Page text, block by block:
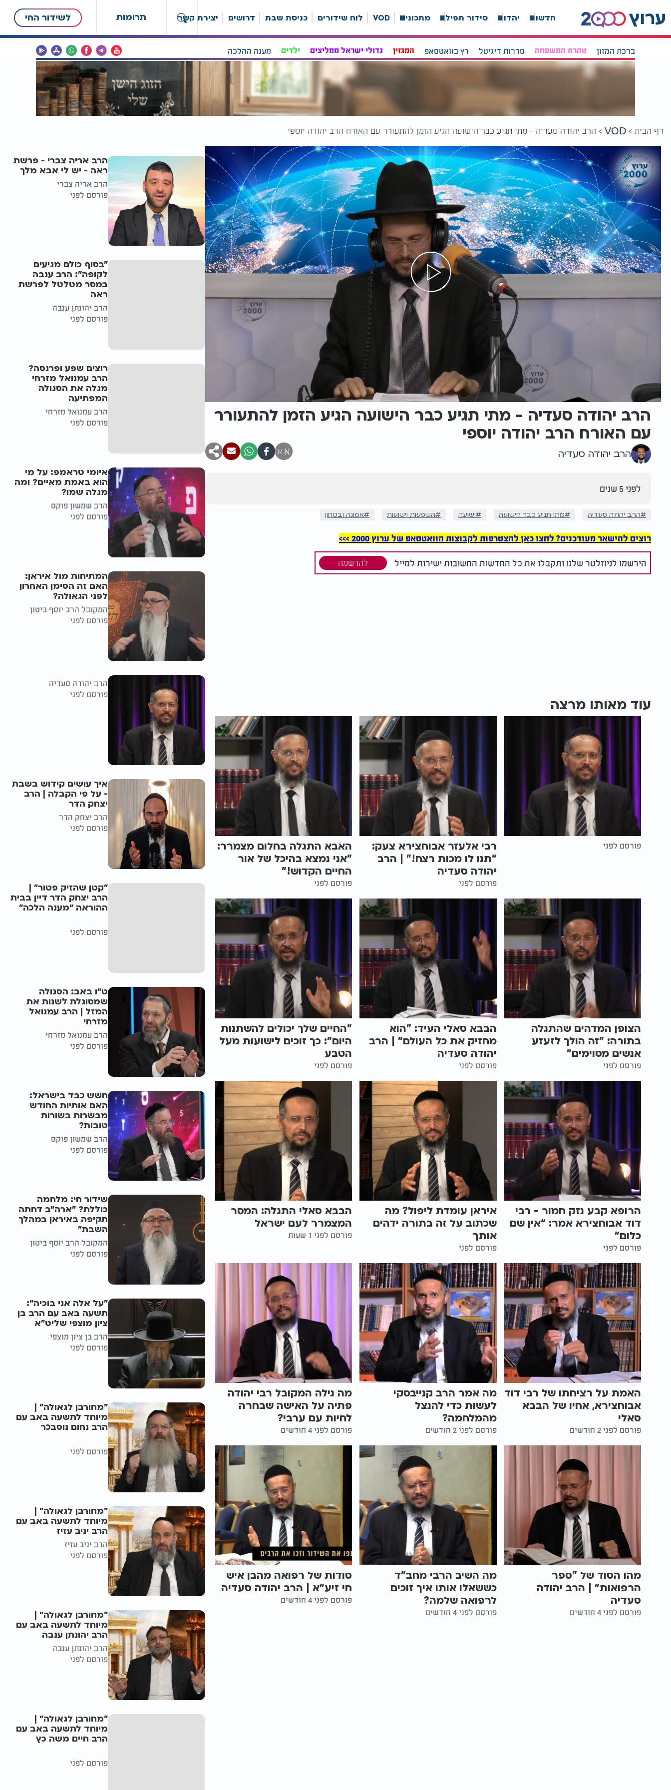
תרומות לשידור החי חדשות יהדות סידור תפילה מתכונים VOD לוח שידורים כניסת שבת דרושים יצירת קשר
ברכת המזון טהרת המשפחה סדרות דיגיטל רץ בוואטסאפ המגזין גדולי ישראל ממליצים ילדים מענה ההלכה
דף הבית VOD הרב יהודה סעדיה - מתי תגיע כבר הישועה הגיע הזמן להתעורר עם האורח הרב יהודה יוספי
הרב יהודה סעדיה - מתי תגיע כבר הישועה הגיע הזמן להתעורר
עם האורח הרב יהודה יוספי
הרב יהודה סעדיה א א
לפני 5 שנים
הרב יהודה סעדיה מתי תגיע כבר הישועה ישועה השפעות וישועות אמונה ובטחון
רוצים להישאר מעודכנים? לחצו כאן להצטרפות לקבוצות הוואטסאפ של ערוץ 2000 >>>
הירשמו לניוזלטר שלנו ותקבלו את כל החדשות החשובות ישירות למייל להרשמה
עוד מאותו מרצה
פורסם לפני
רבי אלעזר אבוחצירא צעק:
"תנו לו מכות רצח!" | הרב
יהודה סעדיה
פורסם לפני
האבא התגלה בחלום מצמרר:
"אני נמצא בהיכל של אור
החיים הקדוש!"
פורסם לפני
הצופן המדהים שהתגלה
בתורה: "זה הולך לזעזע
אנשים מסוימים"
פורסם לפני
הבבא סאלי העיד: "הוא
מחזיק את כל העולם" | הרב
יהודה סעדיה
פורסם לפני
"החיים שלך יכולים להשתנות
היום": כך זוכים לישועות מעל
הטבע
פורסם לפני
הרופא קבע נזק חמור - רבי
דוד אבוחצירא אמר: “אין שם
כלום”
פורסם לפני
איראן עומדת ליפול? מה
שכתוב על זה בתורה ידהים
אותך
פורסם לפני
הבבא סאלי התגלה: המסר
המצמרר לעם ישראל
פורסם לפני 1 שעות
האמת על רציחתו של רבי דוד
אבוחצירא, אחיו של הבבא
סאלי
פורסם לפני 2 חודשים
מה אמר הרב קנייבסקי
לעשות כדי להנצל
מהמלחמה?
פורסם לפני 2 חודשים
מה גילה המקובל רבי יהודה
פתיה על האישה שבחרה
לחיות עם ערבי?
פורסם לפני 4 חודשים
מהו הסוד של "ספר
הרפואות" | הרב יהודה
סעדיה
פורסם לפני 4 חודשים
מה השיב הרבי מחב"ד
כששאלו אותו איך זוכים
לרפואה שלמה?
פורסם לפני 4 חודשים
סודות של רפואה מהבן איש
חי זיע"א | הרב יהודה סעדיה
פורסם לפני 4 חודשים
הרב אריה צברי - פרשת
ראה - יש לי אבא מלך
הרב אריה צברי
פורסם לפני
"בסוף כולם מגיעים
לקופה": הרב ענבה
במסר מטלטל לפרשת
ראה
הרב יהונתן ענבה
פורסם לפני
רוצים שפע ופרנסה?
הרב עמנואל מזרחי
מגלה את הסגולה
המפתיעה
הרב עמנואל מזרחי
פורסם לפני
איומי טראמפ: על מי
הוא באמת מאיים? ומה
מגלה שמו?
הרב שמשון פוקס
פורסם לפני
המתיחות מול איראן:
האם זה הסימן האחרון
לפני הגאולה?
המקובל הרב יוסף ביטון
פורסם לפני
הרב יהודה סעדיה
פורסם לפני
איך עושים קידוש בשבת
- על פי הקבלה | הרב
יצחק הדר
הרב יצחק הדר
פורסם לפני
"קטן שהזיק פטור" |
הרב יצחק הדר דיין בבית
ההוראה "מענה הלכה"
פורסם לפני
ט"ו באב: הסגולה
שמסוגלת לשנות את
המזל | הרב עמנואל
מזרחי
הרב עמנואל מזרחי
פורסם לפני
חשש כבד בישראל:
האם אותיות החודש
מבשרות בשורות
טובות?
הרב שמשון פוקס
פורסם לפני
שידור חי: מלחמה
כוללת? ״ארה"ב דחתה
תקיפה באיראן במהלך
השבת״
המקובל הרב יוסף ביטון
פורסם לפני
"על אלה אני בוכיה":
תשעה באב עם הרב בן
ציון מוצפי שליט"א
הרב בן ציון מוצפי
פורסם לפני
"מחורבן לגאולה" |
מיוחד לתשעה באב עם
הרב נחום נוסבכר
פורסם לפני
"מחורבן לגאולה" |
מיוחד לתשעה באב עם
הרב יניב עזיז
הרב יניב עזיז
פורסם לפני
"מחורבן לגאולה" |
מיוחד לתשעה באב עם
הרב יהונתן ענבה
הרב יהונתן ענבה
פורסם לפני
"מחורבן לגאולה" |
מיוחד לתשעה באב עם
הרב חיים משה כץ
פורסם לפני